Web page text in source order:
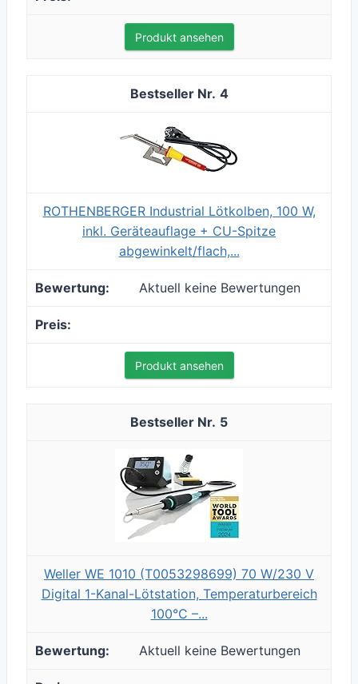
Produkt ansehen
4
ROTHENBERGER Industrial Lötkolben, 100 W,
inkl. Geräteauflage + CU-Spitze
abgewinkelt/flach,...
Aktuell keine Bewertungen
Produkt ansehen
5
Weller WE 1010 (T0053298699) 70 W/230 V
Digital 1-Kanal-Lötstation, Temperaturbereich
100°C –...
Aktuell keine Bewertungen